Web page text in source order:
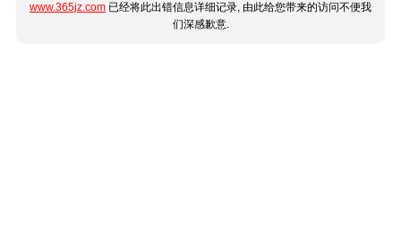
www.365jz.com 已经将此出错信息详细记录, 由此给您带来的访问不便我
们深感歉意.